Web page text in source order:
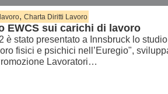
, Charta Diritti Lavoro
EWCS sui carichi di lavoro
è stato presentato a Innsbruck lo
fisici e psichici nell’Euregio",
Lavoratori…